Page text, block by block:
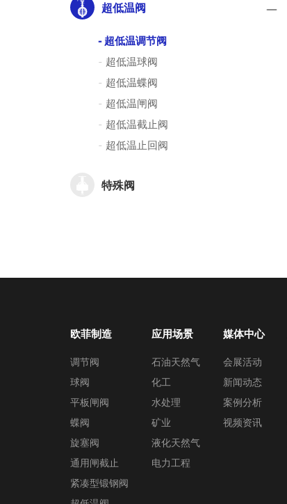
超低温阀
-超低温调节阀
- 超低温球阀
- 超低温蝶阀
- 超低温闸阀
- 超低温截止阀
- 超低温止回阀
特殊阀
欧菲制造
调节阀
球阀
平板闸阀
蝶阀
旋塞阀
通用闸截止
紧凑型锻钢阀
应用场景
石油天然气
化工
水处理
矿业
液化天然气
电力工程
媒体中心
会展活动
新闻动态
案例分析
视频资讯